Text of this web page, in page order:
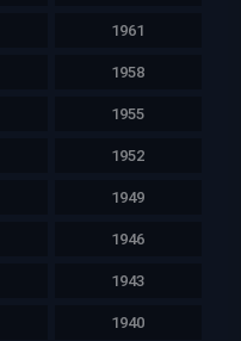
1961
1958
1955
1952
1949
1946
1943
1940